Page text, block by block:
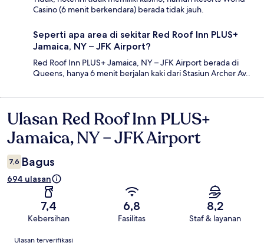
Casino (6 menit berkendara) berada tidak jauh.
Seperti apa area di sekitar Red Roof Inn PLUS+
Jamaica, NY – JFK Airport?
Red Roof Inn PLUS+ Jamaica, NY – JFK Airport berada di
Queens, hanya 6 menit berjalan kaki dari Stasiun Archer Av..
Ulasan
Ulasan Red Roof Inn PLUS+
Jamaica, NY – JFK Airport
7,6 Bagus
694 ulasan
7,4
Kebersihan
6,8
Fasilitas
8,2
Staf & layanan
Ulasan
Ulasan terverifikasi